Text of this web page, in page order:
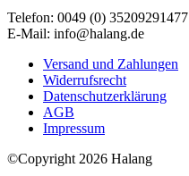
Telefon: 0049 (0) 35209291477
E-Mail: info@halang.de
Versand und Zahlungen
Widerrufsrecht
Datenschutzerklärung
AGB
Impressum
©Copyright 2026 Halang